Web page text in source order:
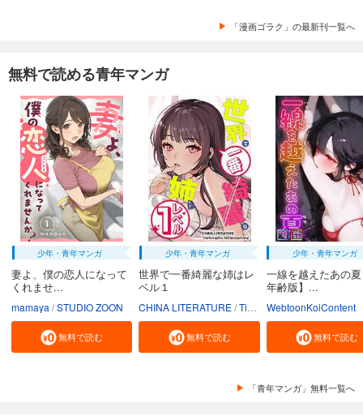
「漫画ゴラク」の最新刊一覧へ
無料で読める青年マンガ
少年・青年マンガ
妻よ、僕の恋人になって
くれませ...
mamaya STUDIO ZOON
無料で読む
少年・青年マンガ
世界で一番綺麗な姉はレ
ベル１
CHINA LITERATURE Tiankongshu Mangongchang
無料で読む
少年・青年マンガ
一線を越えたあの
年齢版】...
WebtoonKoiContent
無料で読む
「青年マンガ」無料一覧へ